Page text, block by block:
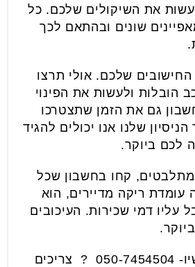
את השיקולים שלכם. כל
שונים ובהתאם לכך
שלכם. אולי תרצו
הובלות ולעשות את הפינוי
גם את הזמן שתצטרכו
שלנו אנו יכולים להגיד
לכם ביוקר.
מתלבטים, קחו בחשבון שכל
עומדת ריקה מדיירים, הוא
עליו דמי שכירות. העיכובים
התקשרו אלי עכשיו- 050-7454504 ? צריכים